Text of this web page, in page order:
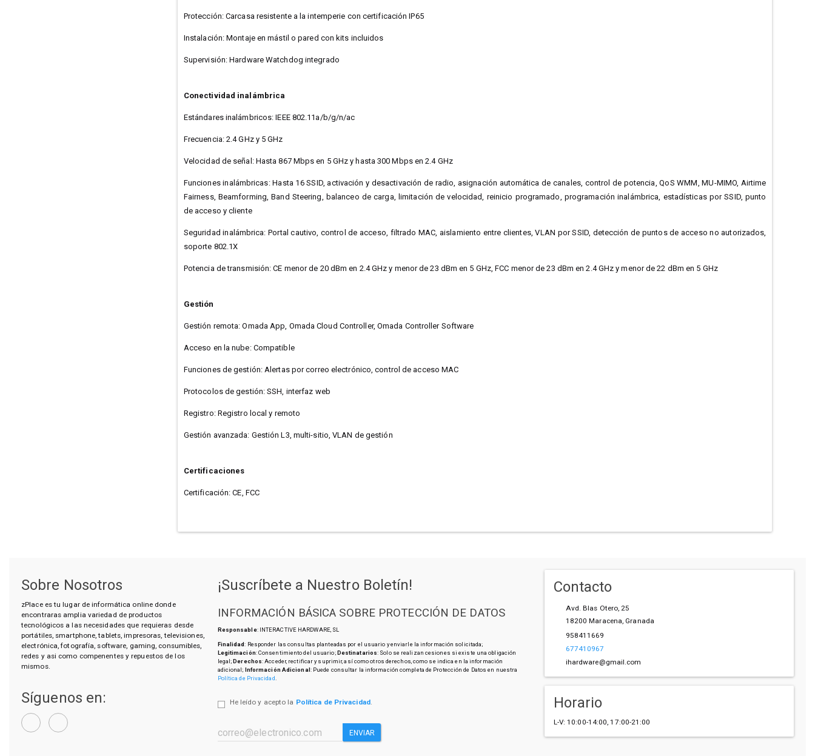
Protección: Carcasa resistente a la intemperie con certificación IP65
Instalación: Montaje en mástil o pared con kits incluidos
Supervisión: Hardware Watchdog integrado
Conectividad inalámbrica
Estándares inalámbricos: IEEE 802.11a/b/g/n/ac
Frecuencia: 2.4 GHz y 5 GHz
Velocidad de señal: Hasta 867 Mbps en 5 GHz y hasta 300 Mbps en 2.4 GHz
Funciones inalámbricas: Hasta 16 SSID, activación y desactivación de radio, asignación automática de canales, control de potencia, QoS WMM, MU-MIMO, Airtime
Fairness, Beamforming, Band Steering, balanceo de carga, limitación de velocidad, reinicio programado, programación inalámbrica, estadísticas por SSID, punto
de acceso y cliente
Seguridad inalámbrica: Portal cautivo, control de acceso, filtrado MAC, aislamiento entre clientes, VLAN por SSID, detección de puntos de acceso no autorizados,
soporte 802.1X
Potencia de transmisión: CE menor de 20 dBm en 2.4 GHz y menor de 23 dBm en 5 GHz, FCC menor de 23 dBm en 2.4 GHz y menor de 22 dBm en 5 GHz
Gestión
Gestión remota: Omada App, Omada Cloud Controller, Omada Controller Software
Acceso en la nube: Compatible
Funciones de gestión: Alertas por correo electrónico, control de acceso MAC
Protocolos de gestión: SSH, interfaz web
Registro: Registro local y remoto
Gestión avanzada: Gestión L3, multi-sitio, VLAN de gestión
Certificaciones
Certificación: CE, FCC
Sobre Nosotros
zPlace es tu lugar de informática online donde
encontraras amplia variedad de productos
tecnológicos a las necesidades que requieras desde
portátiles, smartphone, tablets, impresoras, televisiones,
electrónica, fotografía, software, gaming, consumibles,
redes y asi como compenentes y repuestos de los
mismos.
Síguenos en:
¡Suscríbete a Nuestro Boletín!
INFORMACIÓN BÁSICA SOBRE PROTECCIÓN DE DATOS
Responsable: INTERACTIVE HARDWARE, SL
Finalidad: Responder las consultas planteadas por el usuario y enviarle la información solicitada;
Legitimación: Consentimiento del usuario;Destinatarios: Solo se realizan cesiones si existe una obligación
legal;Derechos: Acceder, rectificar y suprimir, así como otros derechos, como se indica en la información
adicional; Información Adicional: Puede consultar la información completa de Protección de Datos en nuestra
Política de Privacidad
He leído y acepto la Política de Privacidad.
ENVIAR
Contacto
Avd. Blas Otero, 25
18200 Maracena, Granada
958411669
677410967
ihardware@gmail.com
Horario
L-V: 10:00-14:00, 17:00-21:00